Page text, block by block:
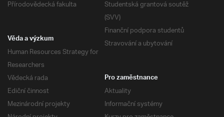
Přírodovědecká fakulta
Studentská grantová soutěž
(SVV)
Finanční podpora studentů
Stravování a ubytování
Věda a výzkum
Human Resources Strategy for
Researchers
Vědecká rada
Ediční činnost
Mezinárodní projekty
Pro zaměstnance
Aktuality
Informační systémy